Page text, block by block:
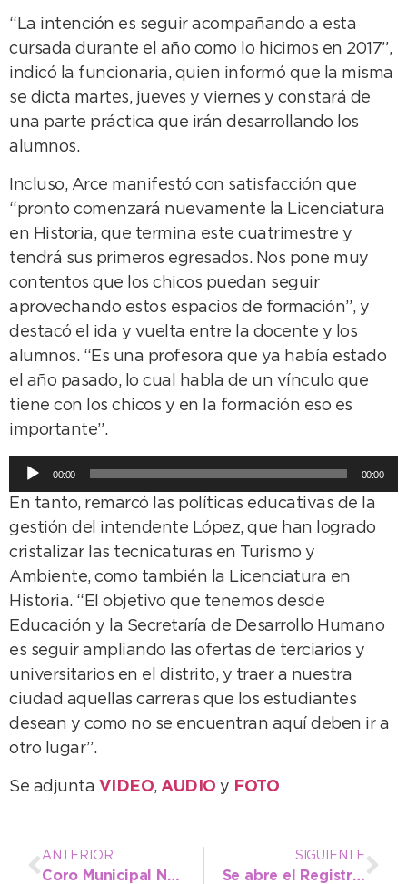
“La intención es seguir acompañando a esta
cursada durante el año como lo hicimos en 2017”,
indicó la funcionaria, quien informó que la misma
se dicta martes, jueves y viernes y constará de
una parte práctica que irán desarrollando los
alumnos.
Incluso, Arce manifestó con satisfacción que
“pronto comenzará nuevamente la Licenciatura
en Historia, que termina este cuatrimestre y
tendrá sus primeros egresados. Nos pone muy
contentos que los chicos puedan seguir
aprovechando estos espacios de formación”, y
destacó el ida y vuelta entre la docente y los
alumnos. “Es una profesora que ya había estado
el año pasado, lo cual habla de un vínculo que
tiene con los chicos y en la formación eso es
importante”.
Reproductor
de
00:00 00:00
En tanto, remarcó las políticas educativas de la
gestión del intendente López, que han logrado
cristalizar las tecnicaturas en Turismo y
Ambiente, como también la Licenciatura en
Historia. “El objetivo que tenemos desde
Educación y la Secretaría de Desarrollo Humano
es seguir ampliando las ofertas de terciarios y
universitarios en el distrito, y traer a nuestra
ciudad aquellas carreras que los estudiantes
desean y como no se encuentran aquí deben ir a
otro lugar”.
Se adjunta VIDEO, AUDIO y FOTO
ANTERIOR
Coro Municipal Necochea: Inscripción abierta
SIGUIENTE
Se abre el Registro de oposición por la obra de la cuenca de Mastronardi